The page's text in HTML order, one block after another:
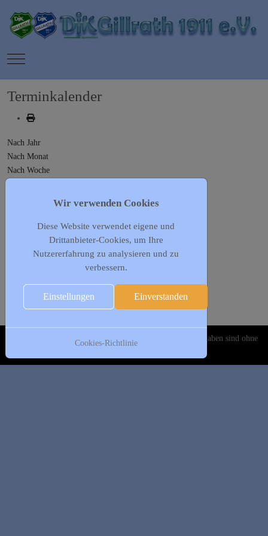
Mobile Menu Toggle
Terminkalender
Nach Jahr
Nach Monat
Nach Woche
Gehe zu Monat
Gehe zu Monat
Vorherige Woche
15 - 21 Juni, 2026
18. Juni
19:30 - 21:00Frauengymnastik :: Leichtathletik
Copyright © 2020-2026 DJK Gillrath 1911 e. V. Alle Angaben sind ohne
Wir verwenden Cookies
Diese Website verwendet eigene und
Drittanbieter-Cookies, um Ihre
Nutzererfahrung zu analysieren und zu
verbessern.
Einstellungen Einverstanden
Cookies-Richtlinie